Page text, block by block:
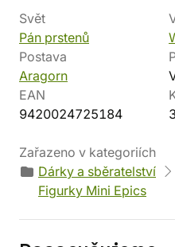
Svět
Pán prstenů
Postava
Aragorn
EAN
9420024725184
Zařazeno v kategoriích
Dárky a sběratelství
Figurky Mini Epics